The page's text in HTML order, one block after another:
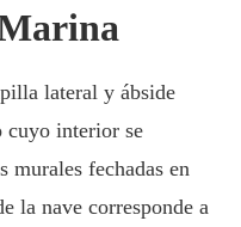
lateral y ábside
cuyo interior se
murales fechadas en
la nave corresponde a